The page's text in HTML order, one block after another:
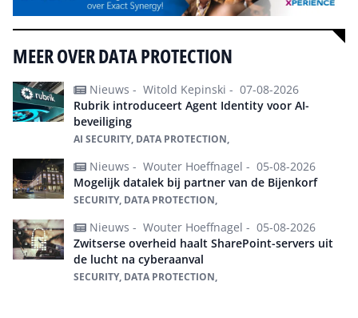
MEER OVER DATA PROTECTION
Nieuws - Witold Kepinski - 07-08-2026
Rubrik introduceert Agent Identity voor AI-
beveiliging
AI SECURITY, DATA PROTECTION,
Nieuws - Wouter Hoeffnagel - 05-08-2026
Mogelijk datalek bij partner van de Bijenkorf
SECURITY, DATA PROTECTION,
Nieuws - Wouter Hoeffnagel - 05-08-2026
Zwitserse overheid haalt SharePoint-servers uit
de lucht na cyberaanval
SECURITY, DATA PROTECTION,